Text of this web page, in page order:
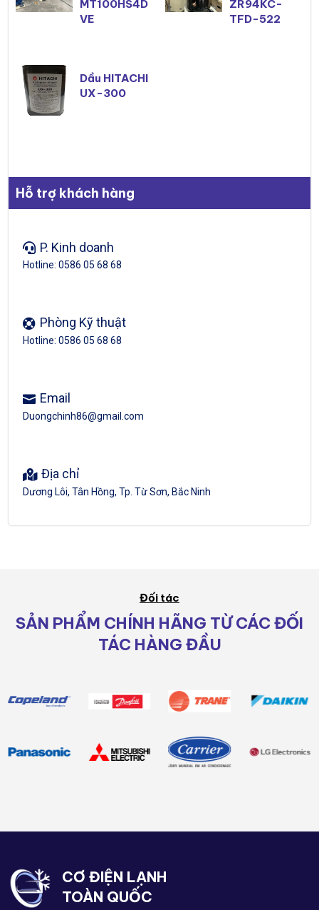
MT100HS4D
VE
ZR94KC-
TFD-522
Dầu HITACHI
UX-300
Hỗ trợ khách hàng
P. Kinh doanh
Hotline: 0586 05 68 68
Phòng Kỹ thuật
Hotline: 0586 05 68 68
Email
Duongchinh86@gmail.com
Địa chỉ
Dương Lôi, Tân Hồng, Tp. Từ Sơn, Bắc Ninh
Đối tác
SẢN PHẨM CHÍNH HÃNG TỪ CÁC ĐỐI
TÁC HÀNG ĐẦU
CƠ ĐIỆN LẠNH
TOÀN QUỐC